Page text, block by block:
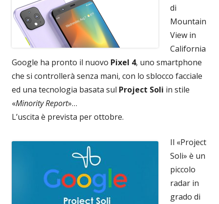
di
Mountain
View in
California
Google ha pronto il nuovo Pixel 4, uno smartphone
che si controllerà senza mani, con lo sblocco facciale
ed una tecnologia basata sul Project Soli in stile
«Minority Report»…
L’uscita è prevista per ottobre.
Il «Project
Soli» è un
piccolo
radar in
grado di